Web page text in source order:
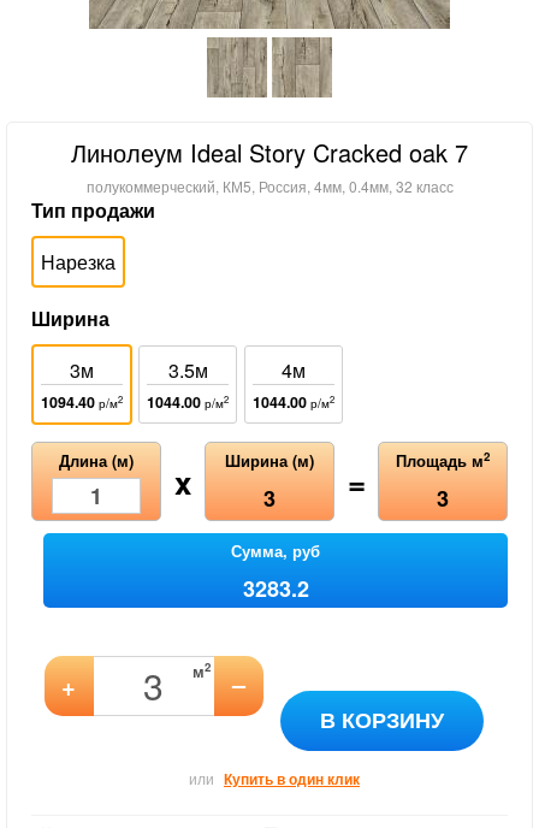
Линолеум Ideal Story Cracked oak 7
полукоммерческий, КМ5, Россия, 4мм, 0.4мм, 32 класс
Тип продажи
Нарезка
Ширина
3м
1094.40 р/м2
3.5м
1044.00 р/м2
4м
1044.00 р/м2
Длина (м) x Ширина (м)
3 = Площадь м2
3
Сумма, руб
3283.2
+ м2 –
В КОРЗИНУ
или Купить в один клик